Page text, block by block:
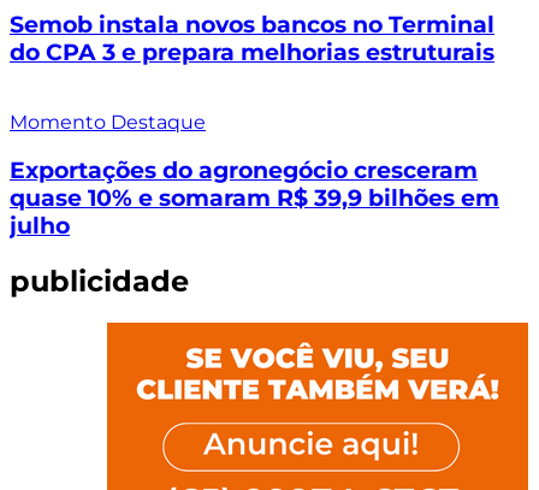
Semob instala novos bancos no Terminal
do CPA 3 e prepara melhorias estruturais
Momento Destaque
Exportações do agronegócio cresceram
quase 10% e somaram R$ 39,9 bilhões em
julho
publicidade